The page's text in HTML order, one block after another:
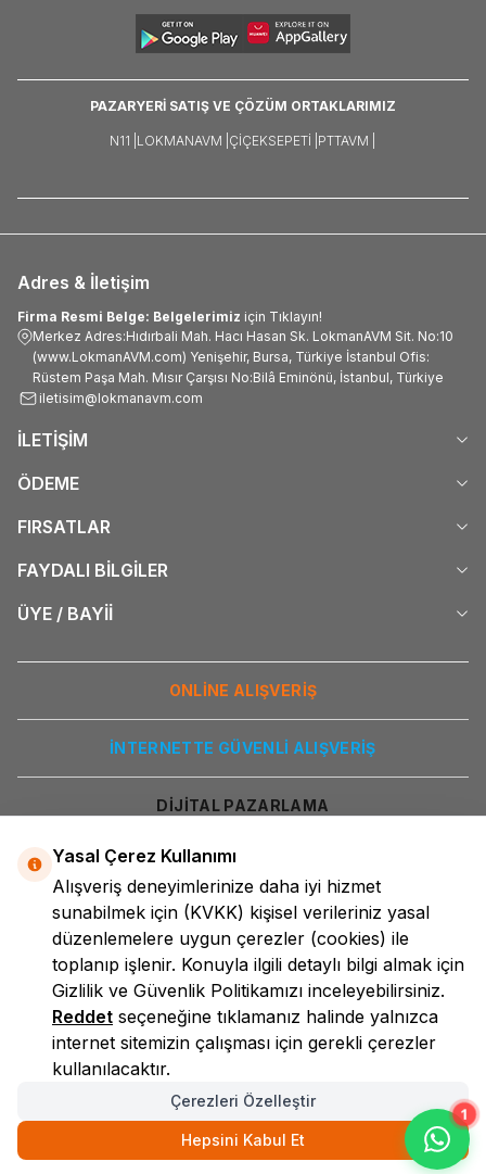
1
PAZARYERİ SATIŞ VE ÇÖZÜM ORTAKLARIMIZ
N11 | LOKMANAVM | ÇIÇEKSEPETI | PTTAVM |
Adres & İletişim
Firma Resmi Belge: Belgelerimiz için Tıklayın!
Merkez Adres:Hıdırbali Mah. Hacı Hasan Sk. LokmanAVM Sit. No:10
(www.LokmanAVM.com) Yenişehir, Bursa, Türkiye İstanbul Ofis:
Rüstem Paşa Mah. Mısır Çarşısı No:Bilâ Eminönü, İstanbul, Türkiye
iletisim@lokmanavm.com
İLETİŞİM
ÖDEME
FIRSATLAR
FAYDALI BİLGİLER
ÜYE / BAYİİ
ONLİNE ALIŞVERİŞ
İNTERNETTE GÜVENLİ ALIŞVERİŞ
DİJİTAL PAZARLAMA
LokmanAVM
Yasal Çerez Kullanımı
Alışveriş deneyimlerinize daha iyi hizmet
sunabilmek için (KVKK) kişisel verileriniz yasal
düzenlemelere uygun çerezler (cookies) ile
toplanıp işlenir. Konuyla ilgili detaylı bilgi almak için
Gizlilik ve Güvenlik Politikamızı inceleyebilirsiniz.
Reddet seçeneğine tıklamanız halinde yalnızca
internet sitemizin çalışması için gerekli çerezler
kullanılacaktır.
Çerezleri Özelleştir
Hepsini Kabul Et